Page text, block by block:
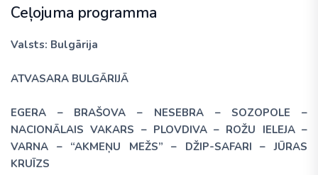
Ceļojuma programma
Valsts: Bulgārija
ATVASARA BULGĀRIJĀ
EGERA – BRAŠOVA – NESEBRA – SOZOPOLE –
NACIONĀLAIS VAKARS – PLOVDIVA – ROŽU IELEJA –
VARNA – “AKMEŅU MEŽS” – DŽIP-SAFARI – JŪRAS
KRUĪZS